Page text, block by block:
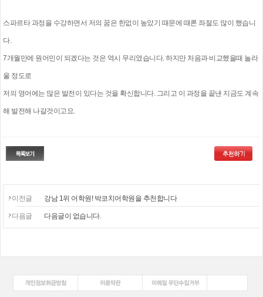
스파르타 과정을 수강하면서 저의 꿈은 한없이 높았기 때문에 때론 좌절도 많이 했습니
다.
7개월만에 원어민이 되겠다는 것은 역시 무리였습니다. 하지만 처음과 비교했을때 놀라
울 정도로
저의 영어에는 많은 발전이 있다는 것을 확신합니다. 그리고 이 과정을 끝낸 지금도 계속
해 발전해 나갈것이고요.
이전글 강남 1위 어학원! 박코치어학원을 추천합니다
다음글 다음글이 없습니다.